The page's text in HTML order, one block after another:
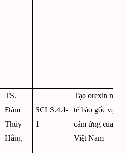
TS.
Đàm
Thúy
Hằng
SCLS.4.4-
1
Tạo orexin nơ-
tế bào gốc vạn
cảm ứng của
Việt Nam